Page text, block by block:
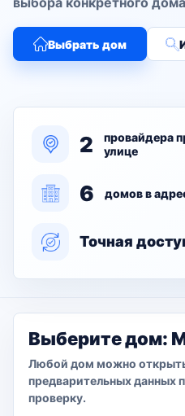
Выбрать дом
2
провайдера
улице
6 домов в
Точная
Выберите дом:
Любой дом можно
предварительных данных
проверку.